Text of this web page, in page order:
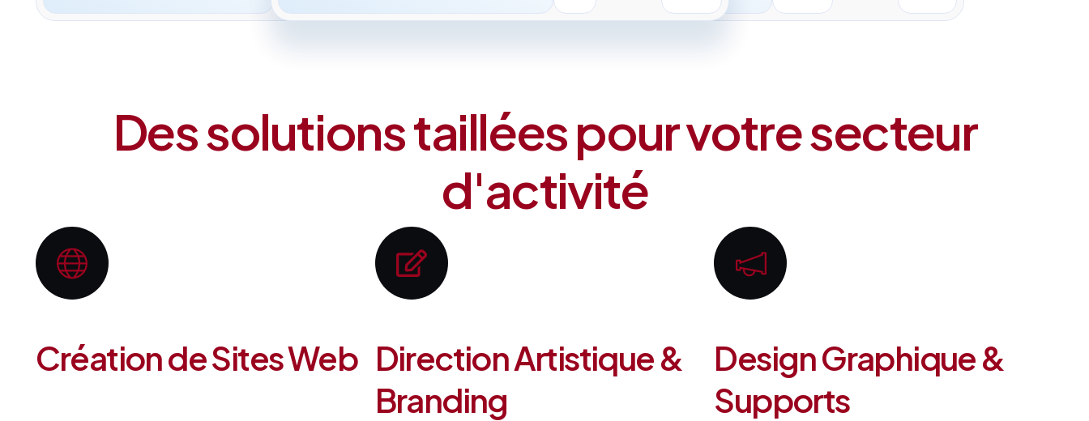
Des solutions taillées pour votre secteur
d'activité
Création de Sites Web Direction Artistique &
Branding
Design Graphique &
Supports